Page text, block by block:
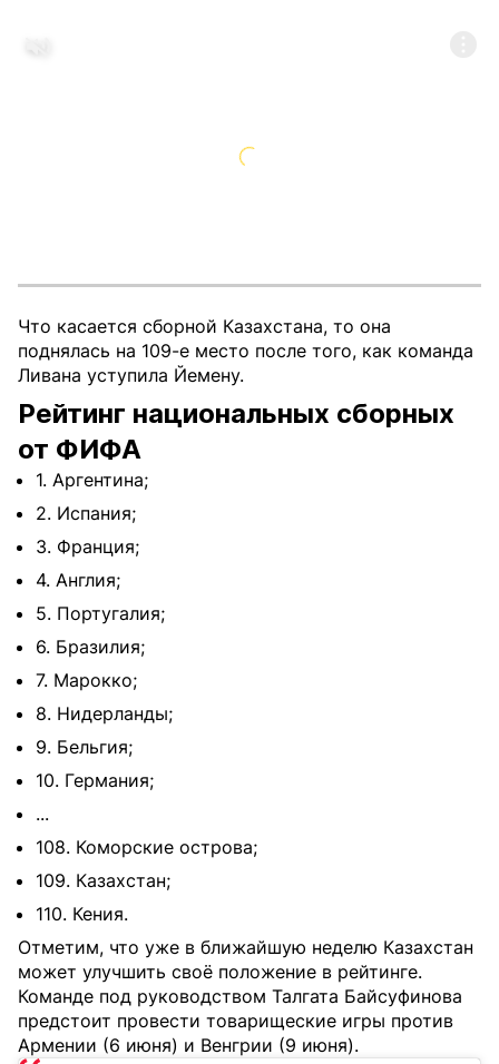
Что касается сборной Казахстана, то она
поднялась на 109-е место после того, как команда
Ливана уступила Йемену.
Рейтинг национальных сборных
от ФИФА
1. Аргентина;
2. Испания;
3. Франция;
4. Англия;
5. Португалия;
6. Бразилия;
7. Марокко;
8. Нидерланды;
9. Бельгия;
10. Германия;
...
108. Коморские острова;
109. Казахстан;
110. Кения.
Отметим, что уже в ближайшую неделю Казахстан
может улучшить своё положение в рейтинге.
Команде под руководством Талгата Байсуфинова
предстоит провести товарищеские игры против
Армении (6 июня) и Венгрии (9 июня).